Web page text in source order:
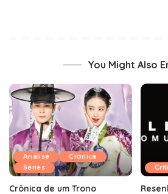
You Might Also
Análise
Crônica
Séries
Crônica de um Trono